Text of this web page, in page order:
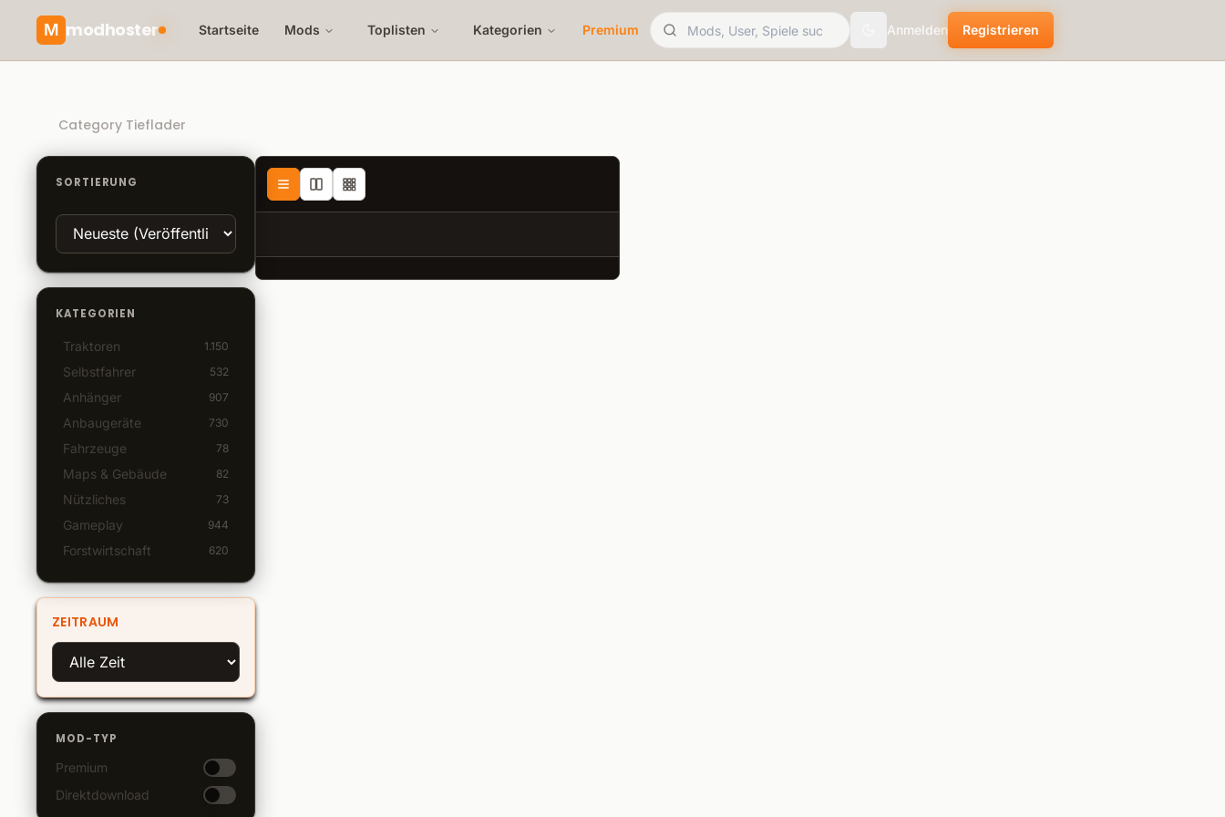
M modhoster Startseite Mods Toplisten Kategorien Premium Toggle theme
Anmelden Registrieren
Category Tieflader
SORTIERUNG
KATEGORIEN
Traktoren 1.150
Selbstfahrer 532
Anhänger 907
Anbaugeräte 730
Fahrzeuge 78
Maps & Gebäude 82
Nützliches 73
Gameplay 944
Forstwirtschaft 620
ZEITRAUM
MOD-TYP
Premium
Direktdownload